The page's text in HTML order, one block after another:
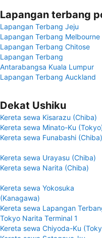
Lapangan terbang
Lapangan Terbang Jeju
Lapangan Terbang Melbourne
Lapangan Terbang Chitose
Lapangan Terbang
Antarabangsa Kuala Lumpur
Lapangan Terbang Auckland
Dekat Ushiku
Kereta sewa Kisarazu (Chiba)
Kereta sewa Minato-Ku
Kereta sewa Funabashi (Chiba)
Kereta sewa Urayasu (Chiba)
Kereta sewa Narita (Chiba)
Kereta sewa Yokosuka
(Kanagawa)
Kereta sewa Lapangan
Tokyo Narita Terminal 1
Kereta sewa Chiyoda-Ku